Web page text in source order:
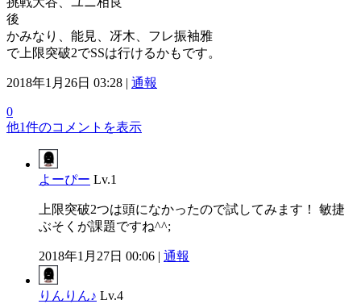
後
かみなり、能見、冴木、フレ振袖雅
で上限突破2でSSは行けるかもです。
2018年1月26日 03:28 | 通報
0
他1件のコメントを表示
よーぴー Lv.1
上限突破2つは頭になかったので試してみます！ 敏捷
ぶそくが課題ですね^^;
2018年1月27日 00:06 | 通報
りんりん♪ Lv.4